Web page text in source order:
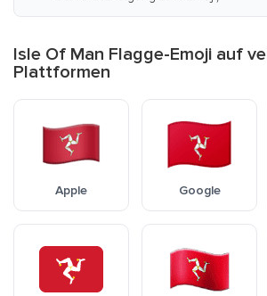
Isle Of Man Flagge-Emoji auf
Plattformen
Apple Google